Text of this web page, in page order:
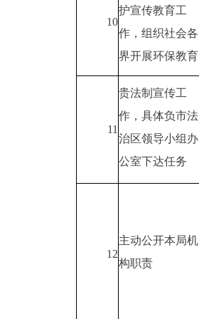
10
护宣传教育工
作，组织社会各
界开展环保教育
11
贵法制宣传工
作，具体负市法
治区领导小组办
公室下达任务
12
主动公开本局机
构职责